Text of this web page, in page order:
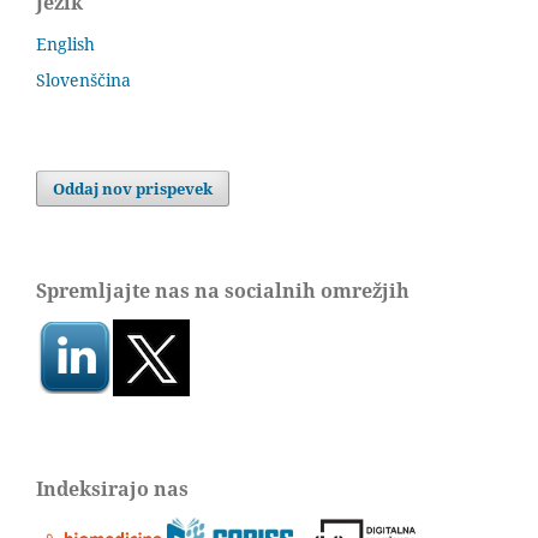
English
Slovenščina
Oddaj nov prispevek
Spremljajte nas na socialnih omrežjih
Indeksirajo nas